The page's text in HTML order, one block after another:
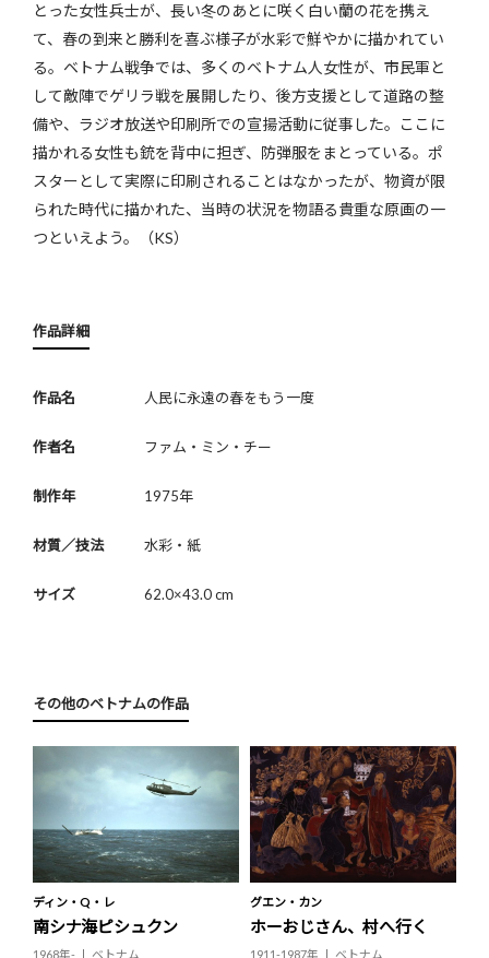
とった女性兵士が、長い冬のあとに咲く白い蘭の花を携え
て、春の到来と勝利を喜ぶ様子が水彩で鮮やかに描かれてい
る。ベトナム戦争では、多くのベトナム人女性が、市民軍と
して敵陣でゲリラ戦を展開したり、後方支援として道路の整
備や、ラジオ放送や印刷所での宣揚活動に従事した。ここに
描かれる女性も銃を背中に担ぎ、防弾服をまとっている。ポ
スターとして実際に印刷されることはなかったが、物資が限
られた時代に描かれた、当時の状況を物語る貴重な原画の一
つといえよう。（KS）
作品詳細
作品名 人民に永遠の春をもう一度
作者名 ファム・ミン・チー
制作年 1975年
材質／技法 水彩・紙
サイズ 62.0×43.0 cm
その他のベトナムの作品
ディン・Q・レ
南シナ海ピシュクン
1968年- ベトナム
グエン・カン
ホーおじさん、村へ行く
1911-1987年 ベトナム